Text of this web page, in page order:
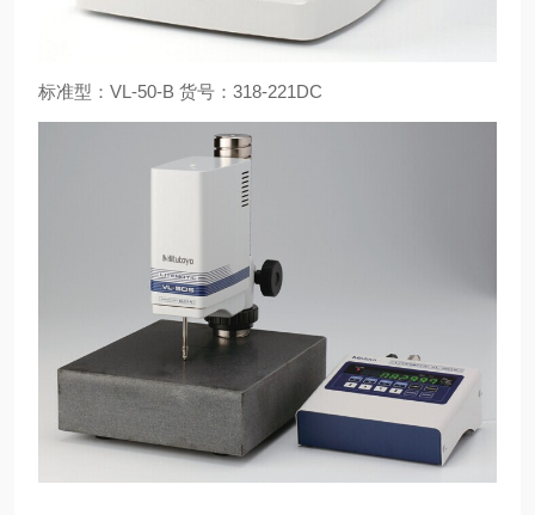
标准型：VL-50-B 货号：318-221DC